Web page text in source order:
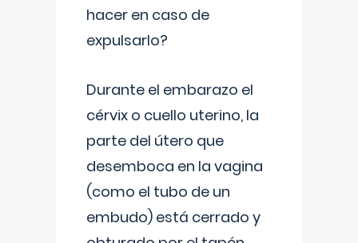
hacer en caso de
expulsarlo?
Durante el embarazo el
cérvix o cuello uterino, la
parte del útero que
desemboca en la vagina
(como el tubo de un
embudo) está cerrado y